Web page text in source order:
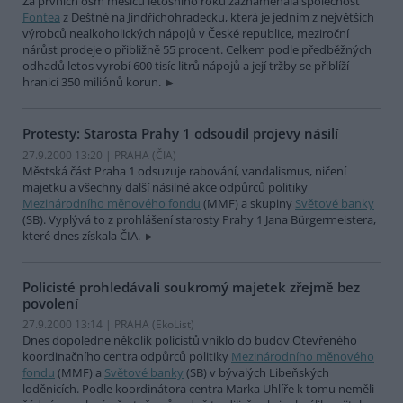
Fontea z Deštné na Jindřichohradecku, která je jedním z největších
výrobců nealkoholických nápojů v České republice, meziroční
nárůst prodeje o přibližně 55 procent. Celkem podle předběžných
odhadů letos vyrobí 600 tisíc litrů nápojů a její tržby se přiblíží
hranici 350 miliónů korun.
Protesty: Starosta Prahy 1 odsoudil projevy násilí
27.9.2000 13:20 | PRAHA (ČIA)
Městská část Praha 1 odsuzuje rabování, vandalismus, ničení
majetku a všechny další násilné akce odpůrců politiky
Mezinárodního měnového fondu (MMF) a skupiny Světové banky
(SB). Vyplývá to z prohlášení starosty Prahy 1 Jana Bürgermeistera,
které dnes získala ČIA.
Policisté prohledávali soukromý majetek zřejmě bez
povolení
27.9.2000 13:14 | PRAHA (EkoList)
Dnes dopoledne několik policistů vniklo do budov Otevřeného
koordinačního centra odpůrců politiky Mezinárodního měnového
fondu (MMF) a Světové banky (SB) v bývalých Libeňských
loděnicích. Podle koordinátora centra Marka Uhlíře k tomu neměli